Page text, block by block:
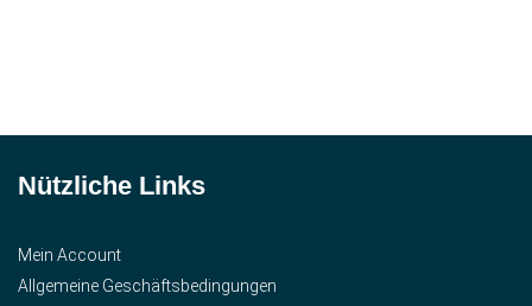
Nützliche Links
Mein Account
Allgemeine Geschäftsbedingungen